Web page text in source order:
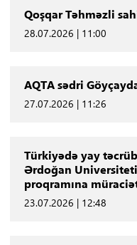
Qoşqar Təhməzli
28.07.2026 | 11:00
AQTA sədri
27.07.2026 | 11:26
Türkiyədə yay
Ərdoğan
proqramına
23.07.2026 | 12:48